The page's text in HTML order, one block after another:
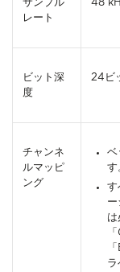
サンプル
レート
48
ビット深
度
24ビ
チャンネ
ルマッピ
ング
ベ
す
す
ー
ラ